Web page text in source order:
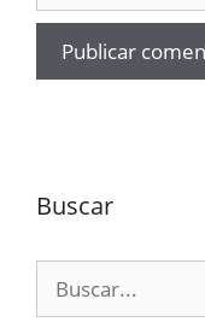
Buscar